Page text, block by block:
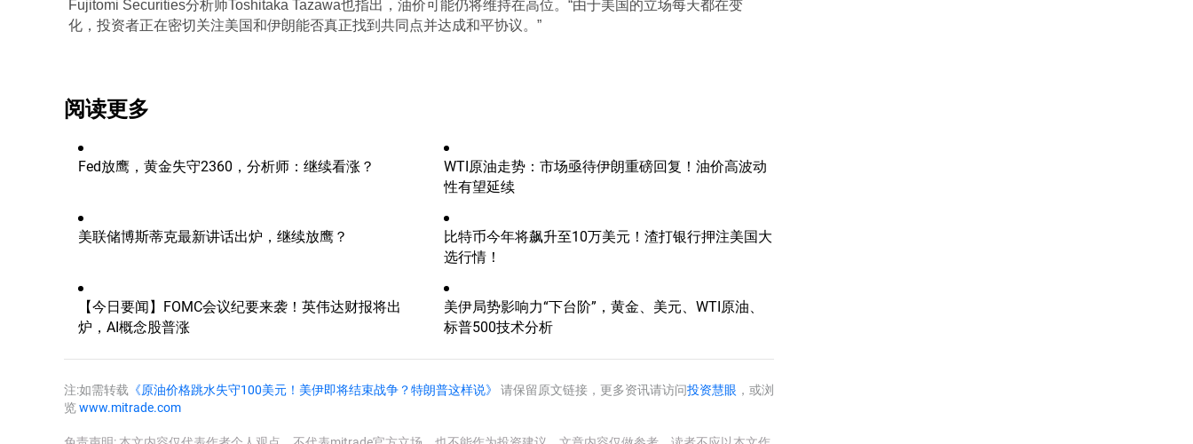
Fujitomi Securities分析师Toshitaka Tazawa也指出，油价可能仍将维持在高位。“由于美国的立场每天都在变
化，投资者正在密切关注美国和伊朗能否真正找到共同点并达成和平协议。”
阅读更多
Fed放鹰，黄金失守2360，分析师：继续看涨？
WTI原油走势：市场亟待伊朗重磅回复！油价高波动
性有望延续
美联储博斯蒂克最新讲话出炉，继续放鹰？
比特币今年将飙升至10万美元！渣打银行押注美国大
选行情！
【今日要闻】FOMC会议纪要来袭！英伟达财报将出
炉，AI概念股普涨
美伊局势影响力“下台阶”，黄金、美元、WTI原油、
标普500技术分析
注:如需转载 《原油价格跳水失守100美元！美伊即将结束战争？特朗普这样说》 请保留原文链接，更多资讯请访问投资慧眼 ，或浏
览www.mitrade.com